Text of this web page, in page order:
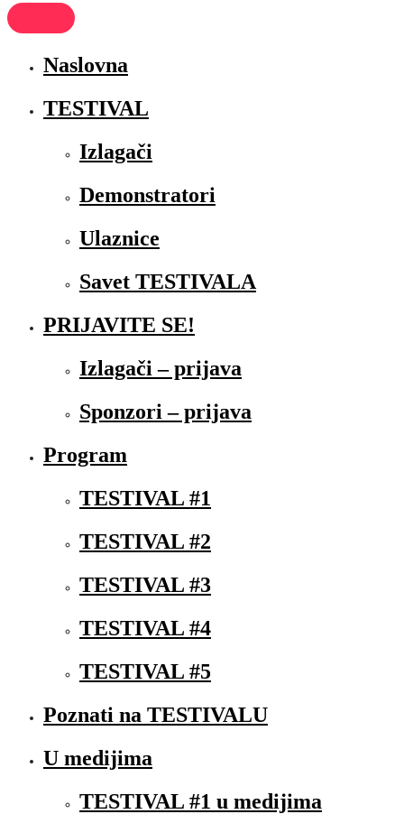
Naslovna
TESTIVAL
Izlagači
Demonstratori
Ulaznice
Savet TESTIVALA
PRIJAVITE SE!
Izlagači – prijava
Sponzori – prijava
Program
TESTIVAL #1
TESTIVAL #2
TESTIVAL #3
TESTIVAL #4
TESTIVAL #5
Poznati na TESTIVALU
U medijima
TESTIVAL #1 u medijima